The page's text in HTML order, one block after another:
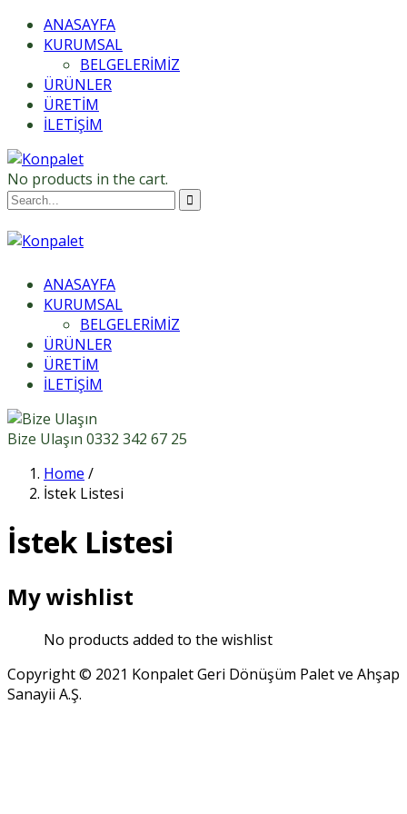
ANASAYFA
KURUMSAL
BELGELERİMİZ
ÜRÜNLER
ÜRETİM
İLETİŞİM
No products in the cart.
ANASAYFA
KURUMSAL
BELGELERİMİZ
ÜRÜNLER
ÜRETİM
İLETİŞİM
Bize Ulaşın 0332 342 67 25
Home /
İstek Listesi
İstek Listesi
My wishlist
No products added to the wishlist
Copyright © 2021 Konpalet Geri Dönüşüm Palet ve Ahşap
Sanayii A.Ş.